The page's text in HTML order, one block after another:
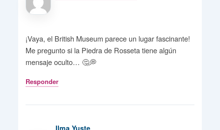
¡Vaya, el British Museum parece un lugar fascinante!
Me pregunto si la Piedra de Rosseta tiene algún
mensaje oculto… 🤔💭
Responder